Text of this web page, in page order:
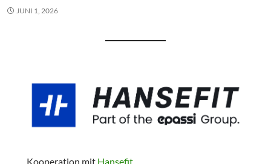
JUNI 1, 2026
Kooperation mit Hansefit